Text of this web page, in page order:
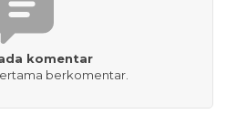
komentar
berkomentar.